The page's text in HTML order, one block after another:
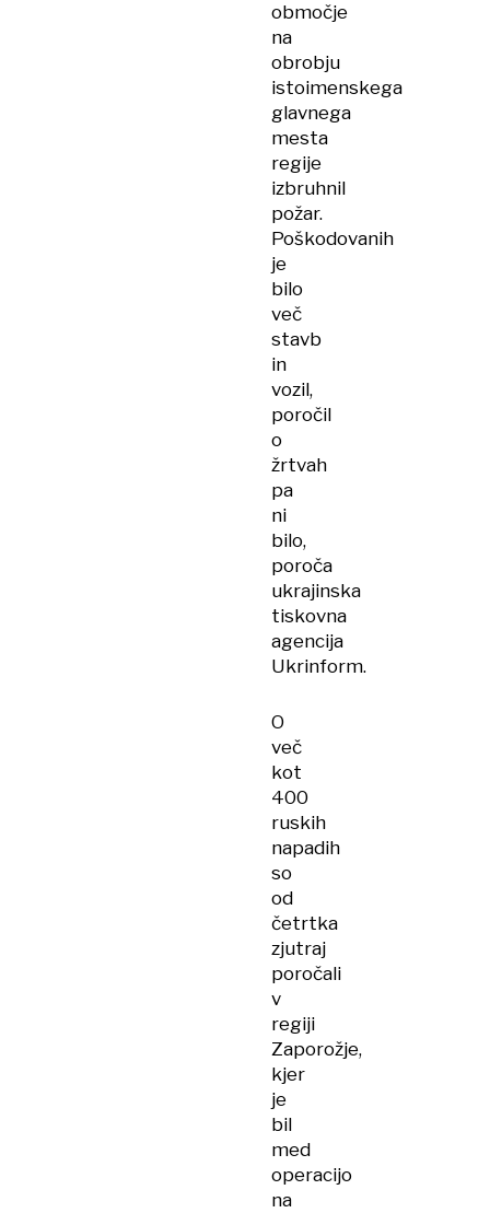
območje
na
obrobju
istoimenskega
glavnega
mesta
regije
izbruhnil
požar.
Poškodovanih
je
bilo
več
stavb
in
vozil,
poročil
o
žrtvah
pa
ni
bilo,
poroča
ukrajinska
tiskovna
agencija
Ukrinform.
O
več
kot
400
ruskih
napadih
so
od
četrtka
zjutraj
poročali
v
regiji
Zaporožje,
kjer
je
bil
med
operacijo
na